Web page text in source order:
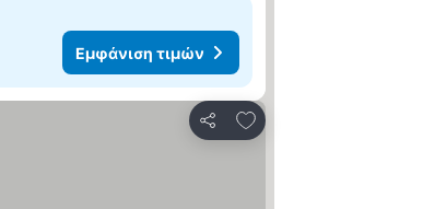
Εμφάνιση τιμών
Κοινοποίηση
Προσθήκη στα